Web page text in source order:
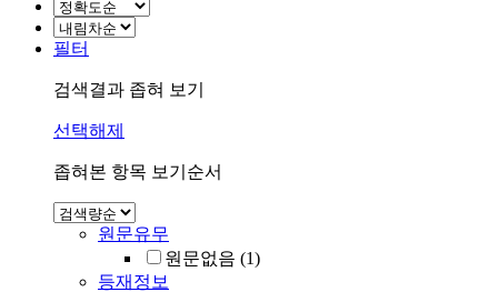
필터
검색결과 좁혀 보기
선택해제
좁혀본 항목 보기순서
원문유무
원문없음 (1)
등재정보